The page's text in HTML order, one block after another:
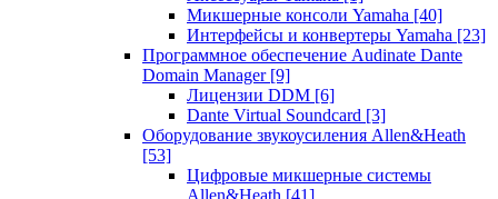
Микшерные консоли Yamaha [40]
Интерфейсы и конвертеры Yamaha [23]
Программное обеспечение Audinate Dante
Domain Manager [9]
Лицензии DDM [6]
Dante Virtual Soundcard [3]
Оборудование звукоусиления Allen&Heath
[53]
Цифровые микшерные системы
Allen&Heath [41]